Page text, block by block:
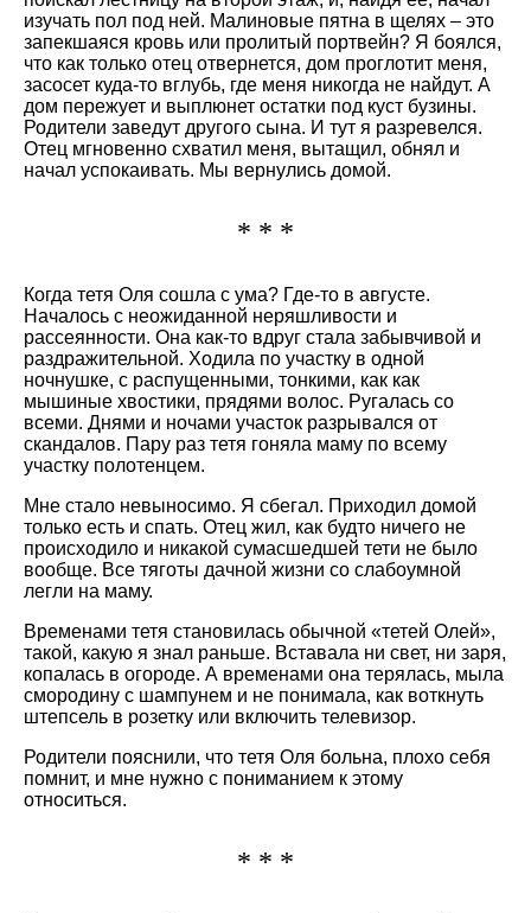
изучать пол под ней. Малиновые пятна в щелях – это
запекшаяся кровь или пролитый портвейн? Я боялся,
что как только отец отвернется, дом проглотит меня,
засосет куда-то вглубь, где меня никогда не найдут. А
дом пережует и выплюнет остатки под куст бузины.
Родители заведут другого сына. И тут я разревелся.
Отец мгновенно схватил меня, вытащил, обнял и
начал успокаивать. Мы вернулись домой.
* * *
Когда тетя Оля сошла с ума? Где-то в августе.
Началось с неожиданной неряшливости и
рассеянности. Она как-то вдруг стала забывчивой и
раздражительной. Ходила по участку в одной
ночнушке, с распущенными, тонкими, как как
мышиные хвостики, прядями волос. Ругалась со
всеми. Днями и ночами участок разрывался от
скандалов. Пару раз тетя гоняла маму по всему
участку полотенцем.
Мне стало невыносимо. Я сбегал. Приходил домой
только есть и спать. Отец жил, как будто ничего не
происходило и никакой сумасшедшей тети не было
вообще. Все тяготы дачной жизни со слабоумной
легли на маму.
Временами тетя становилась обычной «тетей Олей»,
такой, какую я знал раньше. Вставала ни свет, ни заря,
копалась в огороде. А временами она терялась, мыла
смородину с шампунем и не понимала, как воткнуть
штепсель в розетку или включить телевизор.
Родители пояснили, что тетя Оля больна, плохо себя
помнит, и мне нужно с пониманием к этому
относиться.
* * *